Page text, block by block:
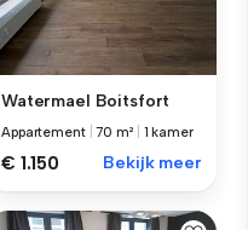
Watermael Boitsfort
Appartement |70 m² 1 kamer
€ 1.150 Bekijk meer